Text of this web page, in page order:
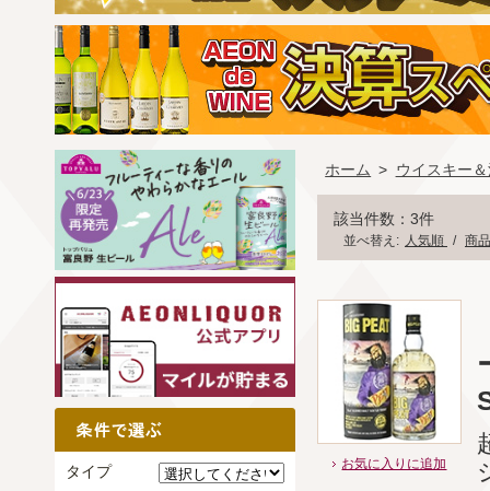
ホーム > ウイスキー
該当件数：3件
並べ替え: 人気順 / 商
お気に入りに追加
タイプ